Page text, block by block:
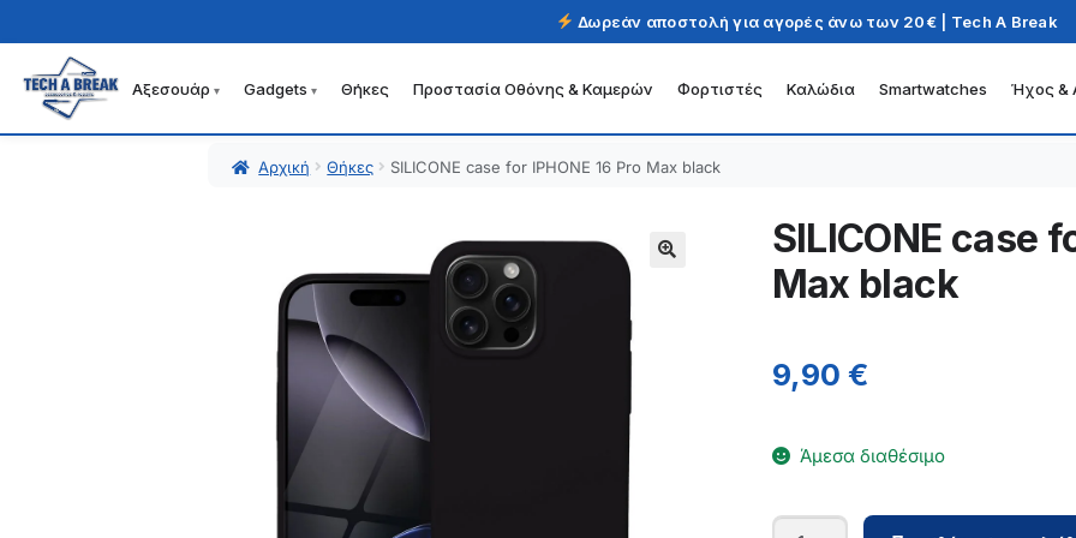
Δωρεάν αποστολή για αγορές άνω των 20€ | Tech A Break
Απευθείας
μετάβαση
Μετάβαση
σε
Αξεσουάρ Gadgets Θήκες Προστασία Οθόνης & Καμερών Φορτιστές Καλώδια Smartwatches Ήχος &
Αρχική Θήκες SILICONE case for IPHONE 16 Pro Max black
SILICONE case
Max black
9,90 €
Άμεσα διαθέσιμο
SILICONE